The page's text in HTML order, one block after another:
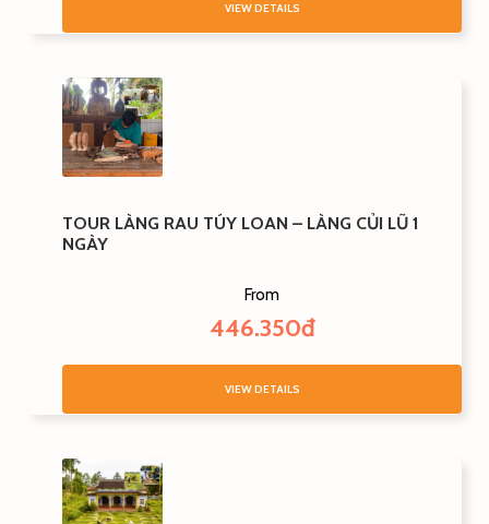
VIEW DETAILS
TOUR LÀNG RAU TÚY LOAN – LÀNG CỦI LŨ 1
NGÀY
From
446.350đ
VIEW DETAILS